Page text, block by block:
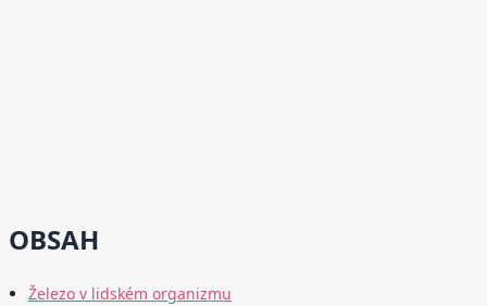
OBSAH
Železo v lidském organizmu